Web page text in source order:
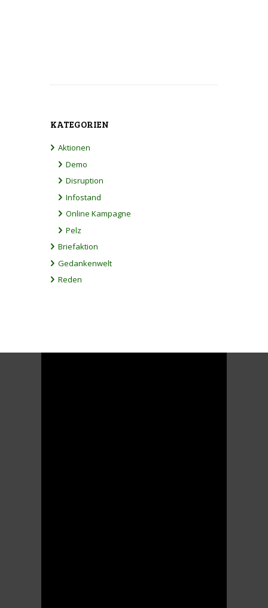
KATEGORIEN
Aktionen
Demo
Disruption
Infostand
Online Kampagne
Pelz
Briefaktion
Gedankenwelt
Reden